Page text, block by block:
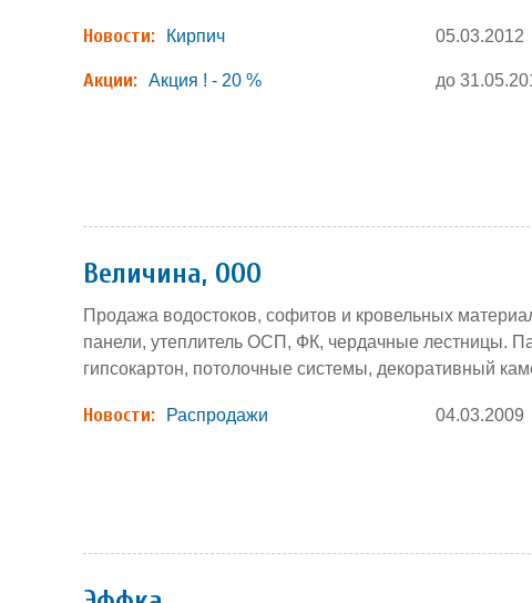
Новости: Кирпич 05.03.2012
Акции: Акция ! - 20 % до
Величина, ООО
Продажа водостоков, софитов и кровельных
панели, утеплитель ОСП, ФК, чердачные лестницы.
гипсокартон, потолочные системы, декоративный
Новости: Распродажи 04.03.2009